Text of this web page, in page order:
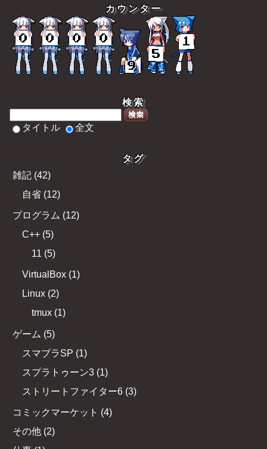
カウンター
検索
検索
タイトル 全文
タグ
雑記 (42)
自省 (12)
プログラム (12)
C++ (5)
11 (5)
VirtualBox (1)
Linux (2)
tmux (1)
ゲーム (5)
スマブラSP (1)
スプラトゥーン3 (1)
ストリートファイター6 (3)
コミックマーケット (4)
その他 (2)